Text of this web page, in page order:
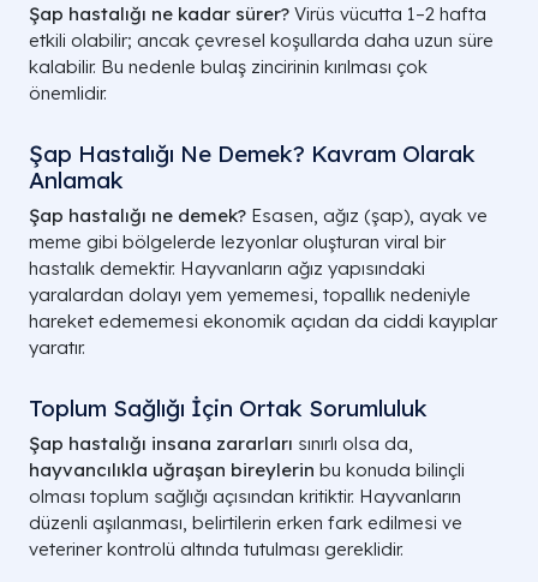
Şap hastalığı ne kadar sürer? Virüs vücutta 1–2 hafta
etkili olabilir; ancak çevresel koşullarda daha uzun süre
kalabilir. Bu nedenle bulaş zincirinin kırılması çok
önemlidir.
Şap Hastalığı Ne Demek? Kavram Olarak
Anlamak
Şap hastalığı ne demek? Esasen, ağız (şap), ayak ve
meme gibi bölgelerde lezyonlar oluşturan viral bir
hastalık demektir. Hayvanların ağız yapısındaki
yaralardan dolayı yem yememesi, topallık nedeniyle
hareket edememesi ekonomik açıdan da ciddi kayıplar
yaratır.
Toplum Sağlığı İçin Ortak Sorumluluk
Şap hastalığı insana zararları sınırlı olsa da,
hayvancılıkla uğraşan bireylerin bu konuda bilinçli
olması toplum sağlığı açısından kritiktir. Hayvanların
düzenli aşılanması, belirtilerin erken fark edilmesi ve
veteriner kontrolü altında tutulması gereklidir.